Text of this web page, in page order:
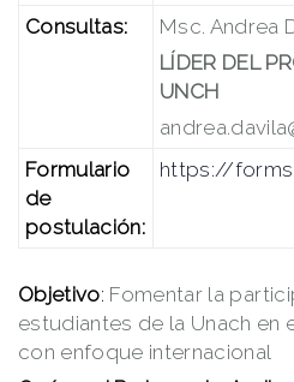
Consultas:
Msc. Andrea
LÍDER DEL
UNCH
Formulario
de
postulación:
https://
Objetivo: Fomentar la
estudiantes de la Unach en
con enfoque internacional